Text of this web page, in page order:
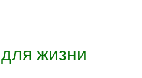
жизни